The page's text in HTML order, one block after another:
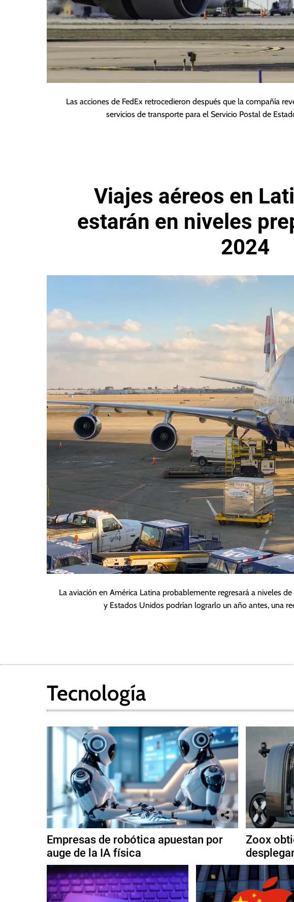
Las acciones de FedEx retrocedieron después que la compañía
servicios de transporte para el Servicio Postal de
Viajes aéreos en
estarán en niveles
2024
La aviación en América Latina probablemente regresará a niveles
y Estados Unidos podrían lograrlo un año antes, una
Tecnología
Empresas de robótica apuestan por
auge de la IA física
Zoox